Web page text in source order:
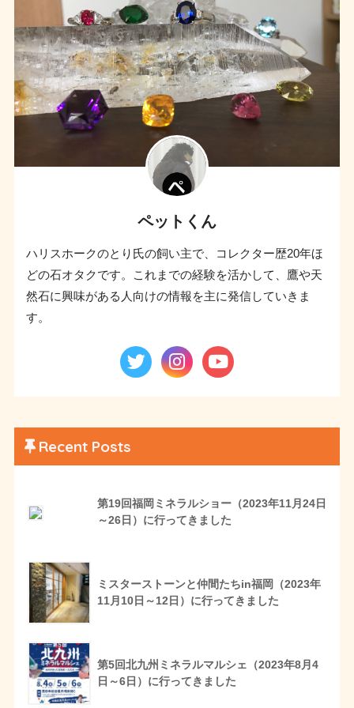
ペットくん
ハリスホークのとり氏の飼い主で、コレクター歴20年ほ
どの石オタクです。これまでの経験を活かして、鷹や天
然石に興味がある人向けの情報を主に発信していきま
す。
Recent Posts
第19回福岡ミネラルショー（2023年11月24日
～26日）に行ってきました
ミスターストーンと仲間たちin福岡（2023年
11月10日～12日）に行ってきました
第5回北九州ミネラルマルシェ（2023年8月4
日～6日）に行ってきました